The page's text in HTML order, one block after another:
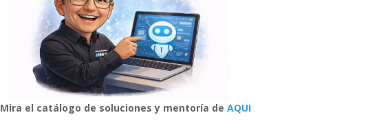
Mira el catálogo de soluciones y mentoría deAQUI